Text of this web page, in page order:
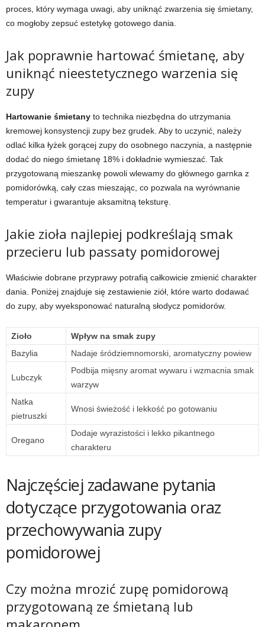
proces, który wymaga uwagi, aby uniknąć zwarzenia się śmietany,
co mogłoby zepsuć estetykę gotowego dania.
Jak poprawnie hartować śmietanę, aby
uniknąć nieestetycznego warzenia się
zupy
Hartowanie śmietany to technika niezbędna do utrzymania
kremowej konsystencji zupy bez grudek. Aby to uczynić, należy
odlać kilka łyżek gorącej zupy do osobnego naczynia, a następnie
dodać do niego śmietanę 18% i dokładnie wymieszać. Tak
przygotowaną mieszankę powoli wlewamy do głównego garnka z
pomidorówką, cały czas mieszając, co pozwala na wyrównanie
temperatur i gwarantuje aksamitną teksturę.
Jakie zioła najlepiej podkreślają smak
przecieru lub passaty pomidorowej
Właściwie dobrane przyprawy potrafią całkowicie zmienić charakter
dania. Poniżej znajduje się zestawienie ziół, które warto dodawać
do zupy, aby wyeksponować naturalną słodycz pomidorów.
Zioło
Wpływ na smak zupy
Bazylia
Nadaje śródziemnomorski, aromatyczny powiew
Lubczyk
Podbija mięsny aromat wywaru i wzmacnia smak
warzyw
Natka
pietruszki
Wnosi świeżość i lekkość po gotowaniu
Oregano
Dodaje wyrazistości i lekko pikantnego
charakteru
Najczęściej zadawane pytania
dotyczące przygotowania oraz
przechowywania zupy
pomidorowej
Czy można mrozić zupę pomidorową
przygotowaną ze śmietaną lub